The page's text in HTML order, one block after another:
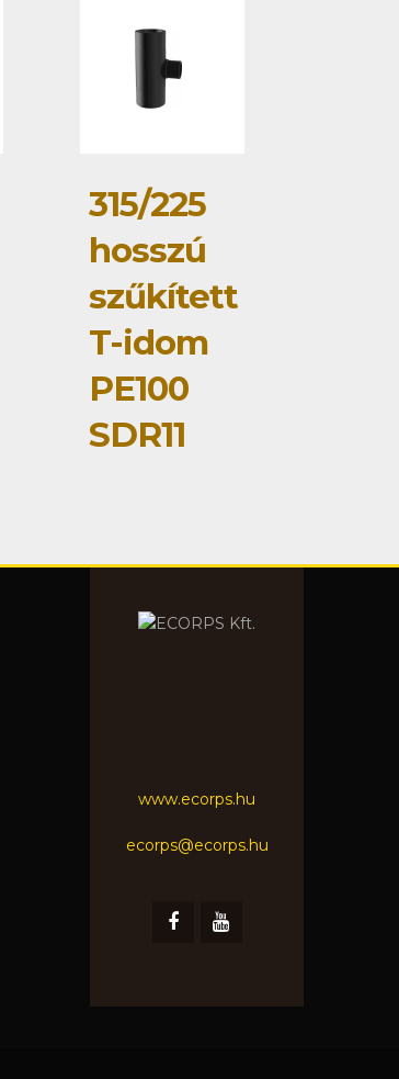
315/225
hosszú
szűkített
T-idom
PE100
SDR11
www.ecorps.hu
ecorps@ecorps.hu